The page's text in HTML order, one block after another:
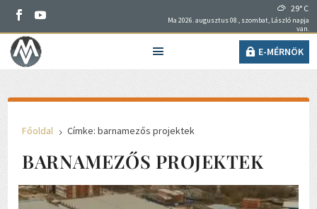
29° C
Ma 2026. augusztus 08., szombat, László napja
van.
E-MÉRNÖK
Főoldal 5 Címke: barnamezős projektek
BARNAMEZŐS PROJEKTEK